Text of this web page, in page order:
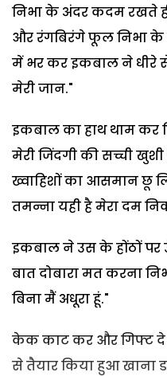
निभा के अंदर कदम रखते
और रंगबिरंगे फूल निभा के
में भर कर इकबाल ने धीरे
मेरी जान."
इकबाल का हाथ थाम कर
मेरी जिंदगी की सच्ची
ख्वाहिशों का आसमान छू
तमन्ना यही है मेरा दम
इकबाल ने उस के होंठों
बात दोबारा मत करना
बिना मैं अधूरा हूं."
केक काट कर और गिफ्ट
से तैयार किया हुआ खाना